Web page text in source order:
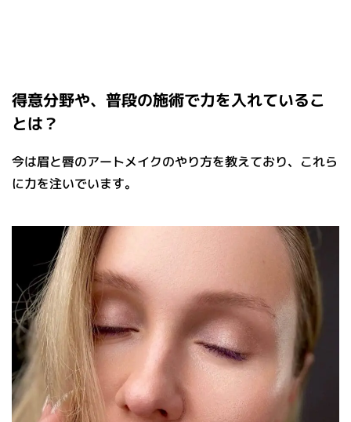
得意分野や、普段の施術で力を入れているこ
とは？
今は眉と唇のアートメイクのやり方を教えており、これら
に力を注いでいます。